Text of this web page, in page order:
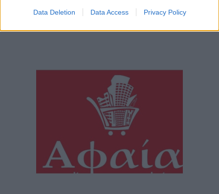
Data Deletion Data Access Privacy Policy